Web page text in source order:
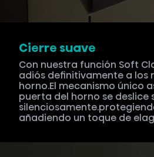
Cierre suave
Con nuestra función Soft
adiós definitivamente a los
horno.El mecanismo único
puerta del horno se deslice
añadiendo un toque de